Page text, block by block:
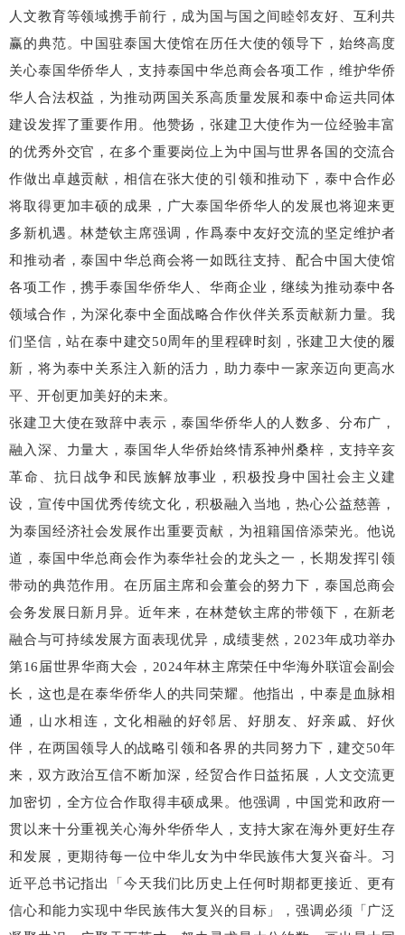
人文教育等领域携手前行，成为国与国之间睦邻友好、互利共
赢的典范。中国驻泰国大使馆在历任大使的领导下，始终高度
关心泰国华侨华人，支持泰国中华总商会各项工作，维护华侨
华人合法权益，为推动两国关系高质量发展和泰中命运共同体
建设发挥了重要作用。他赞扬，张建卫大使作为一位经验丰富
的优秀外交官，在多个重要岗位上为中国与世界各国的交流合
作做出卓越贡献，相信在张大使的引领和推动下，泰中合作必
将取得更加丰硕的成果，广大泰国华侨华人的发展也将迎来更
多新机遇。林楚钦主席强调，作爲泰中友好交流的坚定维护者
和推动者，泰国中华总商会将一如既往支持、配合中国大使馆
各项工作，携手泰国华侨华人、华商企业，继续为推动泰中各
领域合作，为深化泰中全面战略合作伙伴关系贡献新力量。我
们坚信，站在泰中建交50周年的里程碑时刻，张建卫大使的履
新，将为泰中关系注入新的活力，助力泰中一家亲迈向更高水
平、开创更加美好的未来。
张建卫大使在致辞中表示，泰国华侨华人的人数多、分布广，
融入深、力量大，泰国华人华侨始终情系神州桑梓，支持辛亥
革命、抗日战争和民族解放事业，积极投身中国社会主义建
设，宣传中国优秀传统文化，积极融入当地，热心公益慈善，
为泰国经济社会发展作出重要贡献，为祖籍国倍添荣光。他说
道，泰国中华总商会作为泰华社会的龙头之一，长期发挥引领
带动的典范作用。在历届主席和会董会的努力下，泰国总商会
会务发展日新月异。近年来，在林楚钦主席的带领下，在新老
融合与可持续发展方面表现优异，成绩斐然，2023年成功举办
第16届世界华商大会，2024年林主席荣任中华海外联谊会副会
长，这也是在泰华侨华人的共同荣耀。他指出，中泰是血脉相
通，山水相连，文化相融的好邻居、好朋友、好亲戚、好伙
伴，在两国领导人的战略引领和各界的共同努力下，建交50年
来，双方政治互信不断加深，经贸合作日益拓展，人文交流更
加密切，全方位合作取得丰硕成果。他强调，中国党和政府一
贯以来十分重视关心海外华侨华人，支持大家在海外更好生存
和发展，更期待每一位中华儿女为中华民族伟大复兴奋斗。习
近平总书记指出「今天我们比历史上任何时期都更接近、更有
信心和能力实现中华民族伟大复兴的目标」，强调必须「广泛